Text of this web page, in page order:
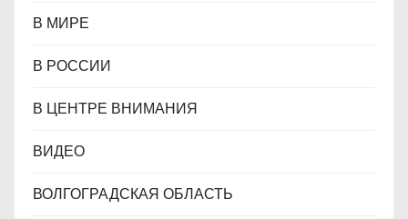
В МИРЕ
В РОССИИ
В ЦЕНТРЕ ВНИМАНИЯ
ВИДЕО
ВОЛГОГРАДСКАЯ ОБЛАСТЬ